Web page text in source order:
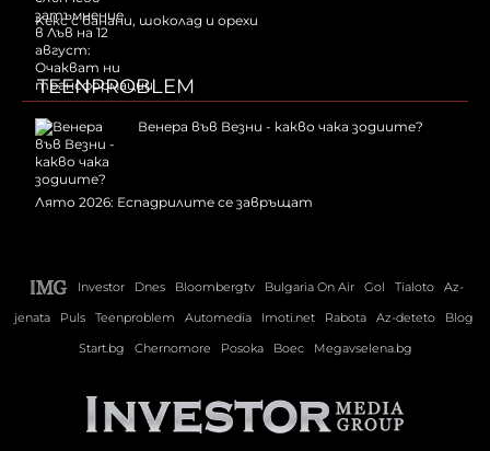
Kекс с банани, шоколад и орехи
TEENPROBLEM
Венера във Везни - какво чака зодиите?
Лято 2026: Еспадрилите се завръщат
Investor Dnes Bloombergtv Bulgaria On Air Gol Tialoto
Az-
jenata
Puls Teenproblem Automedia Imoti.net Rabota Az-deteto
Blog
Start.bg
Chernomore Posoka Boec Megavselena.bg